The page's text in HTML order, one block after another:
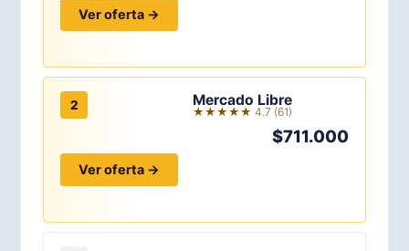
Ver oferta →
2 Mercado Libre
★★★★★ 4.7 (61)
$711.000
Ver oferta →